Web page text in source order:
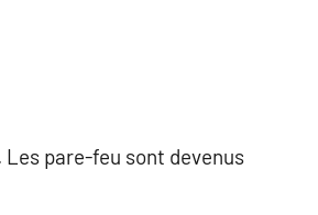
pare-feu sont devenus